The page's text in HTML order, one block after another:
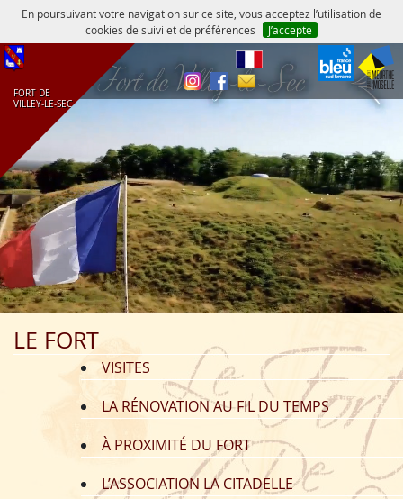
En poursuivant votre navigation sur ce site, vous acceptez l’utilisation de
cookies de suivi et de préférences
J’accepte
FORT DE
VILLEY‑LE‑SEC
LE FORT
VISITES
LA RÉNOVATION AU FIL DU TEMPS
À PROXIMITÉ DU FORT
L’ASSOCIATION LA CITADELLE